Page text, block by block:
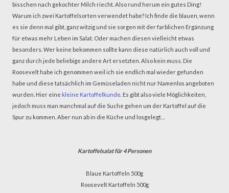
bisschen nach gekochter Milch riecht. Also rund herum ein gutes Ding!
Warum ich zwei Kartoffelsorten verwendet habe? Ich finde die blauen, wenn
es sie denn mal gibt, ganz witzig und sie sorgen mit der farblichen Ergänzung
für etwas mehr Leben im Salat. Oder machen diesen vielleicht etwas
besonders. Wer keine bekommen sollte kann diese natürlich auch voll und
ganz durch jede beliebige andere Art ersetzten. Also kein muss. Die
Roosevelt habe ich genommen weil ich sie endlich mal wieder gefunden
habe und diese tatsächlich im Gemüseladen nicht nur Namenlos angeboten
wurden. Hier eine kleine Kartoffelkunde . Es gibt also viele Möglichkeiten,
jedoch muss man manchmal auf die Suche gehen um der Kartoffel auf die
Spur zu kommen. Aber nun ab in die Küche und losgelegt…
Kartoffelsalat für 4 Personen
Blaue Kartoffeln 500g
Roosevelt Kartoffeln 500g